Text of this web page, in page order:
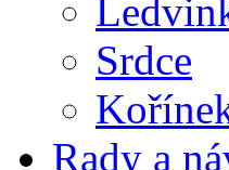
Srdce
Rady a